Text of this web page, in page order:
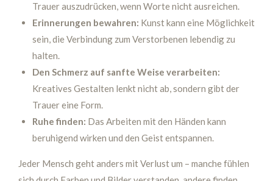
Trauer auszudrücken, wenn Worte nicht ausreichen.
Erinnerungen bewahren: Kunst kann eine Möglichkeit
sein, die Verbindung zum Verstorbenen lebendig zu
halten.
Den Schmerz auf sanfte Weise verarbeiten:
Kreatives Gestalten lenkt nicht ab, sondern gibt der
Trauer eine Form.
Ruhe finden: Das Arbeiten mit den Händen kann
beruhigend wirken und den Geist entspannen.
Jeder Mensch geht anders mit Verlust um – manche fühlen